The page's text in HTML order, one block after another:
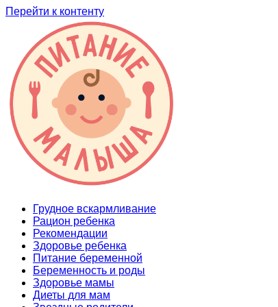
Перейти к контенту
Грудное вскармливание
Рацион ребенка
Рекомендации
Здоровье ребенка
Питание беременной
Беременность и роды
Здоровье мамы
Диеты для мам